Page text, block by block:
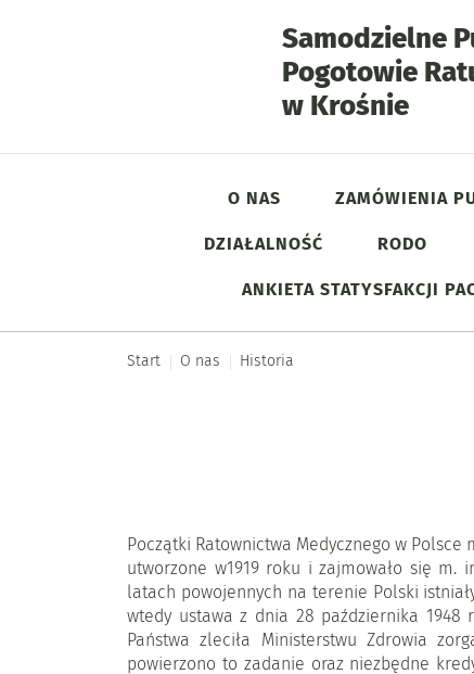
Samodzielne
Pogotowie
w Krośnie-
Menu główne
O NAS ZAMÓWIENIA
DZIAŁALNOŚĆ RODO
ANKIETA STATYSFAKCJI
Start O nas Historia
Początki Ratownictwa Medycznego w Polsce
utworzone w1919 roku i zajmowało się m.
latach powojennych na terenie Polski
wtedy ustawa z dnia 28 października 1948
Państwa zleciła Ministerstwu Zdrowia
powierzono to zadanie oraz niezbędne